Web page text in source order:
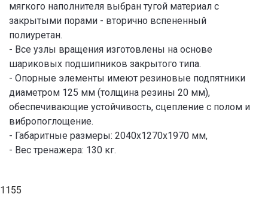
мягкого наполнителя выбран тугой материал с
закрытыми порами - вторично вспененный
полиуретан.
- Все узлы вращения изготовлены на основе
шариковых подшипников закрытого типа.
- Опорные элементы имеют резиновые подпятники
диаметром 125 мм (толщина резины 20 мм),
обеспечивающие устойчивость, сцепление с полом и
вибропоглощение.
- Габаритные размеры: 2040х1270х1970 мм,
- Вес тренажера: 130 кг.
1155